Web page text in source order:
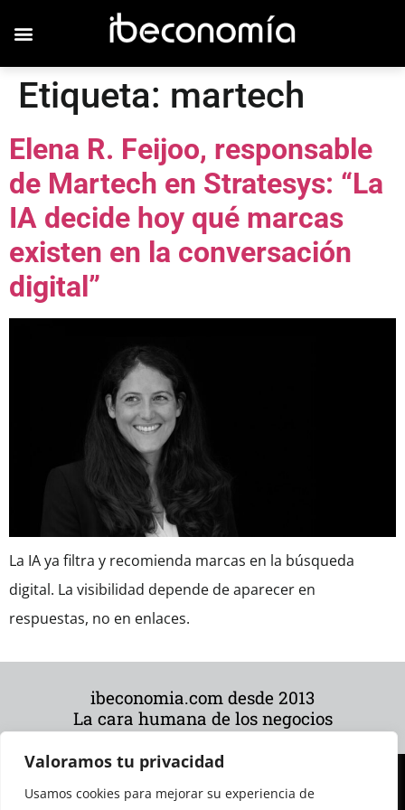
Valoramos tu privacidad
Usamos cookies para mejorar su experiencia de
Etiqueta: martech
Elena R. Feijoo, responsable
de Martech en Stratesys: “La
IA decide hoy qué marcas
existen en la conversación
digital”
La IA ya filtra y recomienda marcas en la búsqueda
digital. La visibilidad depende de aparecer en
respuestas, no en enlaces.
ibeconomia.com desde 2013
La cara humana de los negocios